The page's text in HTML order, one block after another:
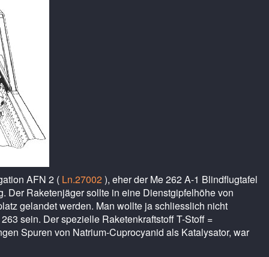
AFN 2 ( Ln.27002), eher der Me 262 A-1 Blindflugtafel
Der Raketenjäger sollte in eine Dienstgipfelhöhe von
gelandet werden. Man wollte ja schliesslich nicht
sein. Der spezielle Raketenkraftstoff T-Stoff =
Spuren von Natrium-Cuprocyanid als Katalysator, war